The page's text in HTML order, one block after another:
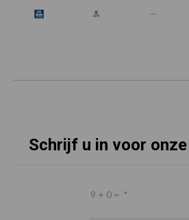
Schrijf u in voor
9 + 0 = *